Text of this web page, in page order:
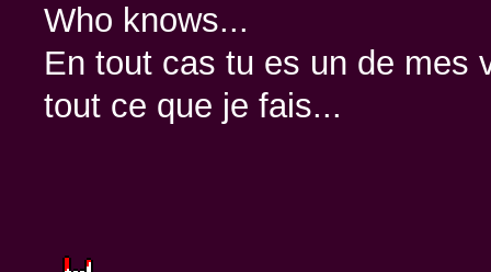
Who knows...
En tout cas tu es un de mes
tout ce que je fais...